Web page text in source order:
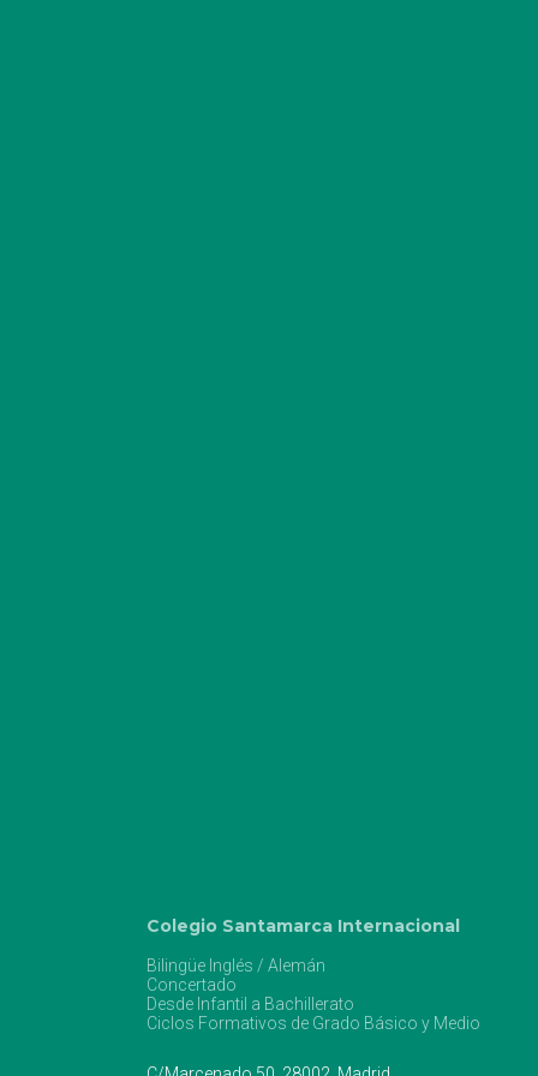
Colegio Santamarca Internacional
Bilingüe Inglés / Alemán
Concertado
Desde Infantil a Bachillerato
Ciclos Formativos de Grado Básico y Medio